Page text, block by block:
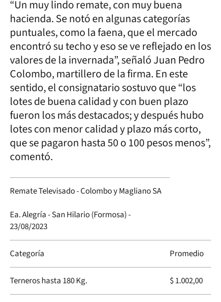
“Un muy lindo remate, con muy buena
hacienda. Se notó en algunas categorías
puntuales, como la faena, que el mercado
encontró su techo y eso se ve reflejado en los
valores de la invernada”, señaló Juan Pedro
Colombo, martillero de la firma. En este
sentido, el consignatario sostuvo que “los
lotes de buena calidad y con buen plazo
fueron los más destacados; y después hubo
lotes con menor calidad y plazo más corto,
que se pagaron hasta 50 o 100 pesos menos”,
comentó.
Remate Televisado - Colombo y Magliano SA
Ea. Alegría - San Hilario (Formosa) -
23/08/2023
Categoría Promedio
Terneros hasta 180 Kg. $ 1.002,00